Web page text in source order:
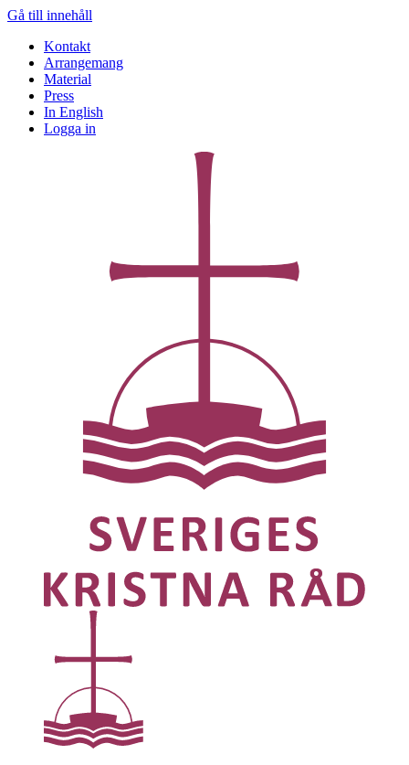
Gå till innehåll
Kontakt
Arrangemang
Material
Press
In English
Logga in